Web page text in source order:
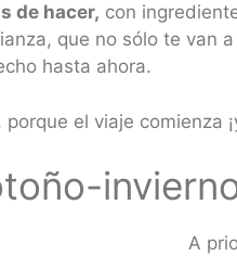
de hacer, con
que no sólo te van
hasta ahora.
el viaje comienza
A